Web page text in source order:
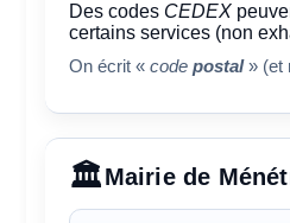
Des codes CEDEX
certains services (non
On écrit «codepostal» (et
Mairie de